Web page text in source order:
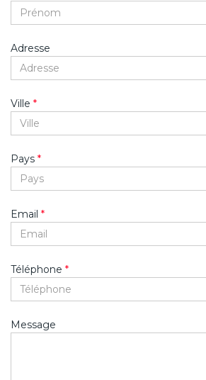
Adresse
Ville *
Pays *
Email *
Téléphone *
Message